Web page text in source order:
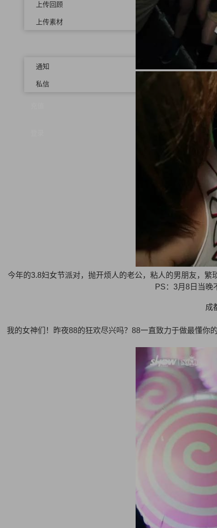
上传回顾
上传素材
通知
私信
今年的3.8妇女节派对，抛开烦人的老公，粘人的男朋友，繁
PS：3月8日当晚
成
我的女神们！昨夜88的狂欢尽兴吗？88一直致力于做最懂你